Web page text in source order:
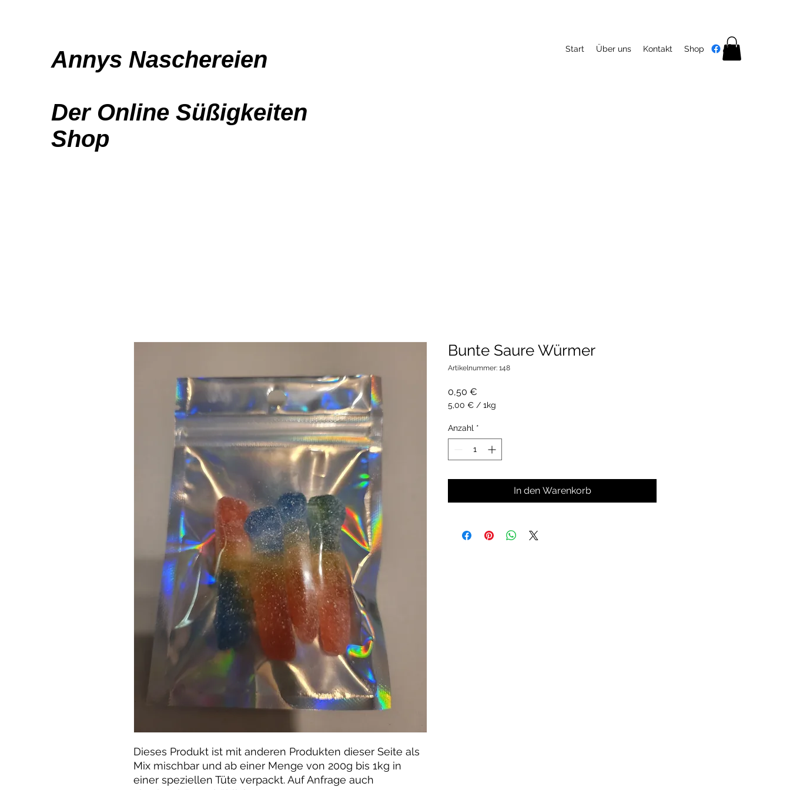
Annys Naschereien
Der Online Süßigkeiten
Shop
Start Über uns Kontakt Shop
Dieses Produkt ist mit anderen Produkten dieser Seite als
Mix mischbar und ab einer Menge von 200g bis 1kg in
einer speziellen Tüte verpackt. Auf Anfrage auch
Bunte Saure Würmer
Artikelnummer: 148
0,50 €
5,00 € / 1kg
pro
1
Kilogramm
Anzahl *
In den Warenkorb